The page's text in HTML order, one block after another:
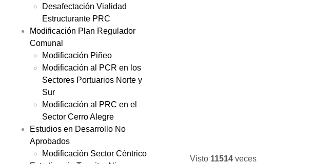
Desafectación Vialidad
Estructurante PRC
Modificación Plan Regulador
Comunal
Modificación Piñeo
Modificación al PCR en los
Sectores Portuarios Norte y
Sur
Modificación al PRC en el
Sector Cerro Alegre
Estudios en Desarrollo No
Aprobados
Modificación Sector Céntrico
Visto 11514 veces